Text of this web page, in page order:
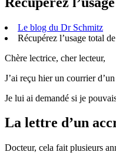
Le blog du Dr Schmitz
Récupérez l’usage total
Chère lectrice, cher lecteur,
J’ai reçu hier un courrier
Je lui ai demandé si je
La lettre d’un
Docteur, cela fait plusieurs